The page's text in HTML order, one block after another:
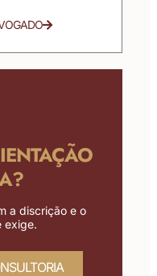
a discrição e o
exige.